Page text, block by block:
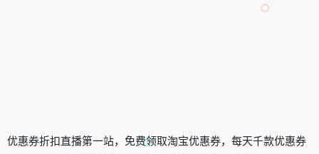
优惠券折扣直播第一站，免费领取淘宝优惠券，每天千款优惠券